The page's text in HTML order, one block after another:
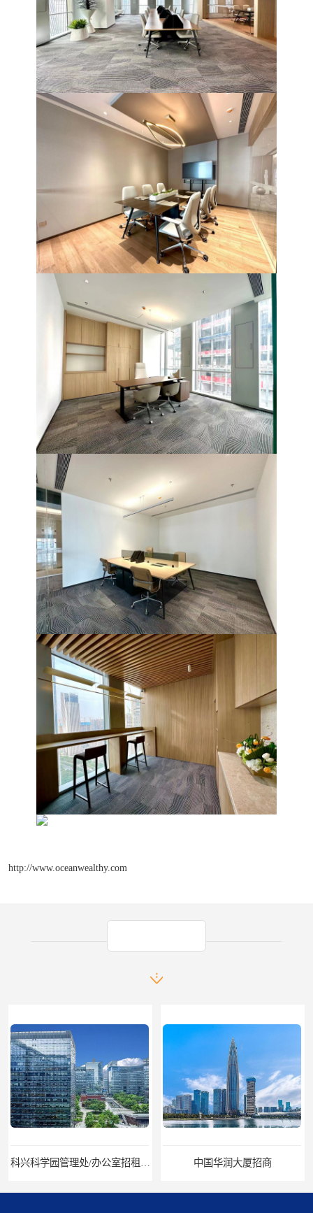
http://www.oceanwealthy.com
科兴科学园管理处/办公室招租/租金价格 中国华润大厦招商